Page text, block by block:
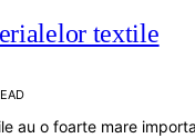
textile
au o foarte mare